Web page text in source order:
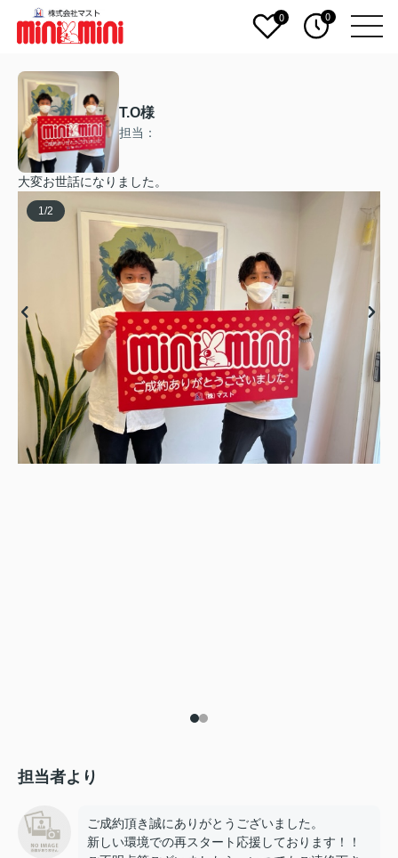
0 0
T.O様
担当：
大変お世話になりました。
1 /2
担当者より
ご成約頂き誠にありがとうございました。
新しい環境での再スタート応援しております！！